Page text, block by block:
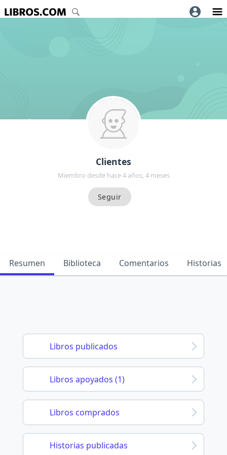
Clientes
Miembro desde hace 4 años, 4 meses
Resumen Biblioteca Comentarios Historias
Libros publicados
Libros apoyados (1)
Libros comprados
Historias publicadas